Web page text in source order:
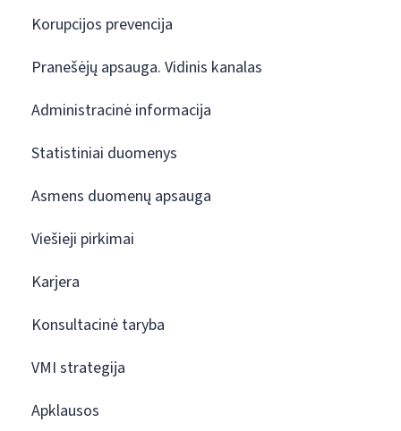
Korupcijos prevencija
Pranešėjų apsauga. Vidinis kanalas
Administracinė informacija
Statistiniai duomenys
Asmens duomenų apsauga
Viešieji pirkimai
Karjera
Konsultacinė taryba
VMI strategija
Apklausos